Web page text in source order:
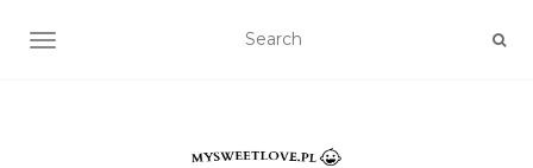
TOGGLE NAVIGATION